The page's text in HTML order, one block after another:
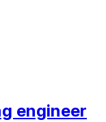
engineer